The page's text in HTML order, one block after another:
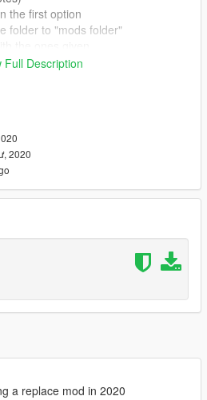
the first option
folder to "mods folder"
more style than you had
Full Description
2020
a replace mod in 2020